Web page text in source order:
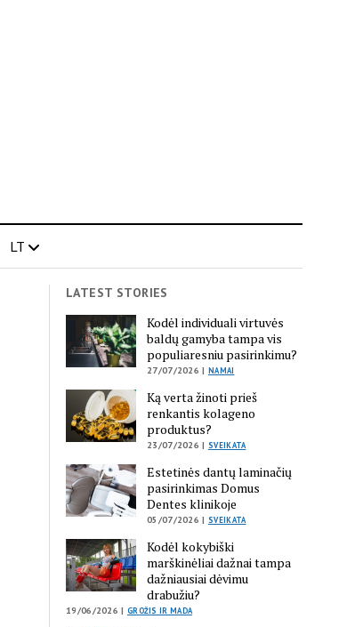
LT
LATEST STORIES
Kodėl individuali virtuvės
baldų gamyba tampa vis
populiaresniu pasirinkimu?
27/07/2026 | NAMAI
Ką verta žinoti prieš
renkantis kolageno
produktus?
23/07/2026 | SVEIKATA
Estetinės dantų laminačių
pasirinkimas Domus
Dentes klinikoje
05/07/2026 | SVEIKATA
Kodėl kokybiški
marškinėliai dažnai tampa
dažniausiai dėvimu
drabužiu?
19/06/2026 | GROŽIS IR MADA